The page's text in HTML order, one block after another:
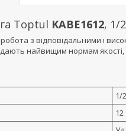
Toptul KABE1612, 1/
з відповідальними і
найвищим нормам якості,
1/2
12